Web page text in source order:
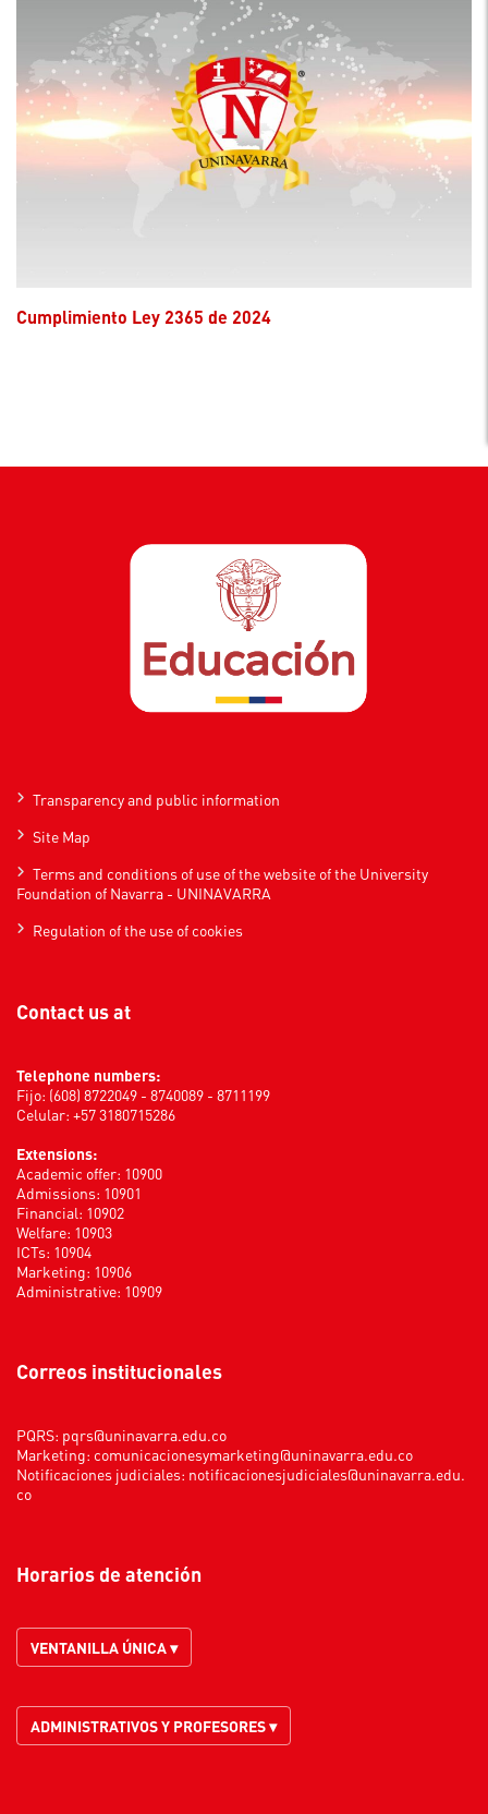
Cumplimiento Ley 2365 de 2024
Transparency and public information
Site Map
Terms and conditions of use of the website of the University
Foundation of Navarra - UNINAVARRA
Regulation of the use of cookies
Contact us at
Telephone numbers:
Fijo: (608) 8722049 - 8740089 - 8711199
Celular: +57 3180715286
Extensions:
Academic offer: 10900
Admissions: 10901
Financial: 10902
Welfare: 10903
ICTs: 10904
Marketing: 10906
Administrative: 10909
Correos institucionales
PQRS: pqrs@uninavarra.edu.co
Marketing: comunicacionesymarketing@uninavarra.edu.co
Notificaciones judiciales: notificacionesjudiciales@uninavarra.edu.
co
Horarios de atención
VENTANILLA ÚNICA ▾
ADMINISTRATIVOS Y PROFESORES ▾